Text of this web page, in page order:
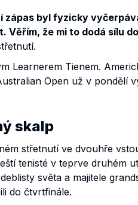
zápas byl fyzicky
Věřím, že mi to dodá sílu
Learnerem Tienem.
Open už v pondělí
skalp
střetnutí ve dvouhře
tenisté v teprve druhém
světa a majitele
do čtvrtfinále.